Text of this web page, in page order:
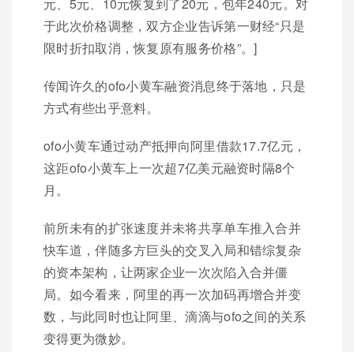
于此次价格调整，双方企业告诉第一财经“只是
限时折扣取消，恢复原有服务价格”。]
传闻许久的ofo小黄车融资消息终于落地，只是
方式有些出乎意料。
ofo小黄车通过动产抵押向阿里借款17.7亿元，
这距ofo小黄车上一次超7亿美元融资时隔8个
月。
前所未有的扩张速度并未将共享单车推入合并
快车道，伴随多方巨头的交叉入局和错综复杂
的资本架构，让两家企业一次次陷入合并僵
局。如今看来，阿里的再一次加码再增合并变
数，与此同时也让阿里、滴滴与ofo之间的关系
变得更为微妙。